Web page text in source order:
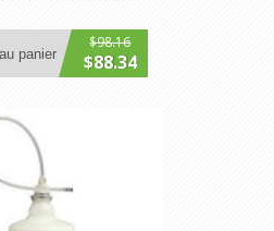
$98.16
$88.34
panier